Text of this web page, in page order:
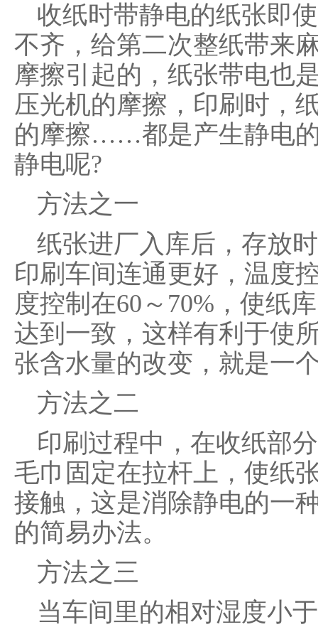
收纸时带静电的纸张即
不齐，给第二次整纸带来
摩擦引起的，纸张带电也
压光机的摩擦，印刷时，
的摩擦……都是产生静电
静电呢?
方法之一
纸张进厂入库后，存放
印刷车间连通更好，温度
度控制在60～70%，使纸
达到一致，这样有利于使
张含水量的改变，就是一
方法之二
印刷过程中，在收纸部
毛巾固定在拉杆上，使纸
接触，这是消除静电的一
的简易办法。
方法之三
当车间里的相对湿度小